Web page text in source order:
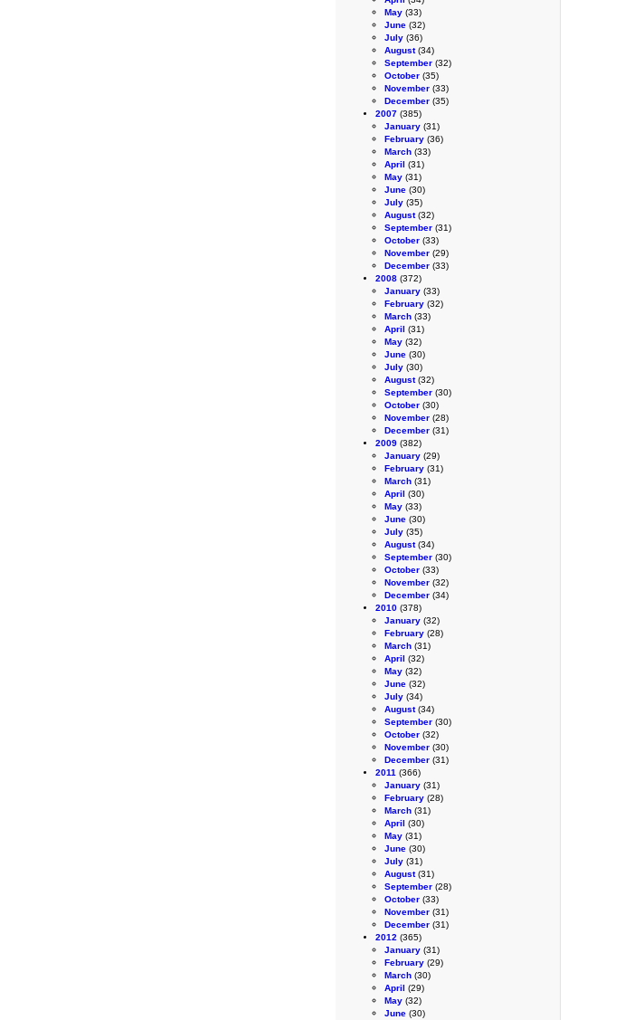
May (33)
June (32)
July (36)
August(34)
September (32)
October (35)
November (33)
December (35)
2007 (385)
January (31)
February (36)
March (33)
April (31)
May (31)
June (30)
July (35)
August(32)
September (31)
October (33)
November (29)
December (33)
2008 (372)
January (33)
February (32)
March (33)
April (31)
May (32)
June (30)
July (30)
August(32)
September (30)
October (30)
November (28)
December (31)
2009 (382)
January (29)
February (31)
March (31)
April (30)
May (33)
June (30)
July (35)
August(34)
September (30)
October (33)
November (32)
December (34)
2010 (378)
January (32)
February (28)
March (31)
April (32)
May (32)
June (32)
July (34)
August(34)
September (30)
October (32)
November (30)
December (31)
2011 (366)
January (31)
February (28)
March (31)
April (30)
May (31)
June (30)
July (31)
August(31)
September (28)
October (33)
November (31)
December (31)
2012 (365)
January (31)
February (29)
March (30)
April (29)
May (32)
June (30)